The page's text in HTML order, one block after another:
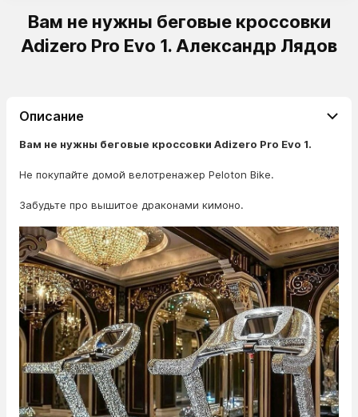
Вам не нужны беговые кроссовки
Adizero Pro Evo 1. Александр Лядов
Описание
Вам не нужны беговые кроссовки Adizero Pro Evo 1.
Не покупайте домой велотренажер Peloton Bike.
Забудьте про вышитое драконами кимоно.